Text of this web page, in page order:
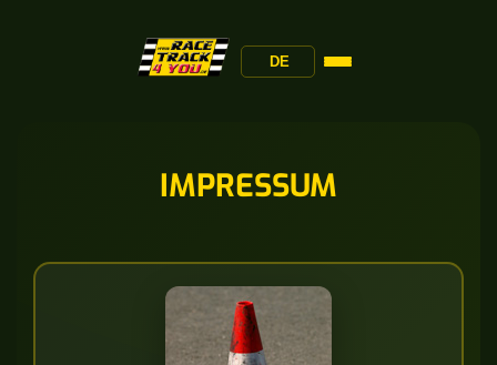
DE
IMPRESSUM